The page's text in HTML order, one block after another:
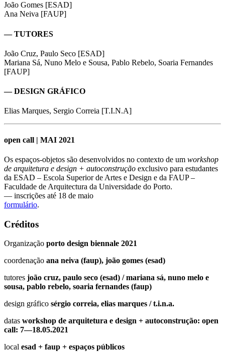
João Gomes [ESAD]
Ana Neiva [FAUP]
— TUTORES
João Cruz, Paulo Seco [ESAD]
Mariana Sá, Nuno Melo e Sousa, Pablo Rebelo, Soaria Fernandes
[FAUP]
— DESIGN GRÁFICO
Elias Marques, Sergio Correia [T.I.N.A]
open call | MAI 2021
Os espaços-objetos são desenvolvidos no contexto de um workshop
de arquitetura e design + autoconstrução exclusivo para estudantes
da ESAD – Escola Superior de Artes e Design e da FAUP –
Faculdade de Arquitectura da Universidade do Porto.
— inscrições até 18 de maio
formulário.
Créditos
Organização porto design biennale 2021
coordenação ana neiva (faup), joão gomes (esad)
tutores joão cruz, paulo seco (esad) / mariana sá, nuno melo e
sousa, pablo rebelo, soaria fernandes (faup)
design gráfico sérgio correia, elias marques / t.i.n.a.
datas workshop de arquitetura e design + autoconstrução: open
call: 7—18.05.2021
local esad + faup + espaços públicos